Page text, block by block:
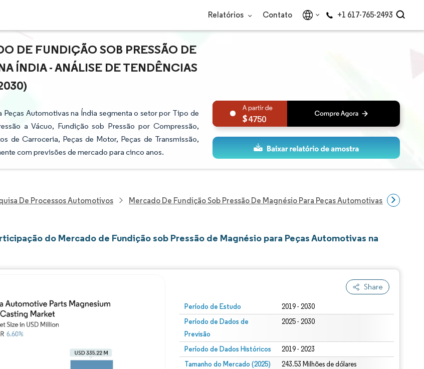
Relatórios Contato +1 617-765-2493
DE FUNDIÇÃO SOB PRESSÃO DE
ÍNDIA - ANÁLISE DE TENDÊNCIAS
Automotivas na Índia segmenta o setor por Tipo de
a Vácuo, Fundição sob Pressão por Compressão,
de Carroceria, Peças de Motor, Peças de Transmissão,
com previsões de mercado para cinco anos.
4750
De Processos Automotivos Mercado De Fundição Sob Pressão De Magnésio Para Peças Automotivas Na Índia
do Mercado de Fundição sob Pressão de Magnésio para Peças Automotivas na
Share
Período de Estudo 2019 - 2030
Período de Dados de
Previsão
2025 - 2030
Período de Dados Históricos 2019 - 2023
Tamanho do Mercado (2025) 243.53 Milhões de dólares